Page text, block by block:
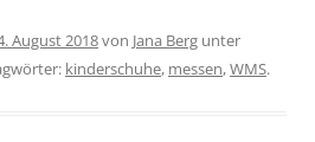
August 2018von Jana Berg unter
kinderschuhe, messen,WMS.